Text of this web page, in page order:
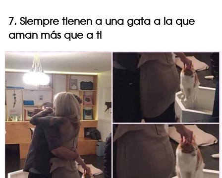
7. Siempre tienen a una gata a la que
aman más que a ti